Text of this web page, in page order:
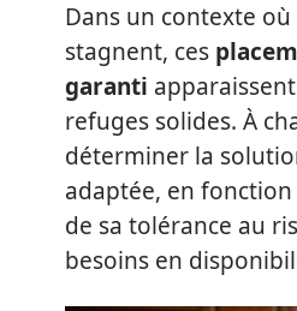
Dans un contexte
stagnent, ces
garanti
refuges solides. À
déterminer la
adaptée, en
de sa tolérance au
besoins en